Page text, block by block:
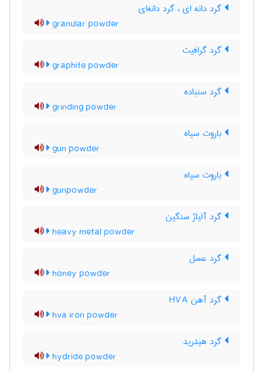
گرد دانه ای ، گرد دانه‌ای
granular powder
گرد گرافیت
graphite powder
گرد سنباده
grinding powder
باروت سیاه
gun powder
باروت سیاه
gunpowder
گرد آلیاژ سنگین
heavy metal powder
گرد عسل
honey powder
گرد آهن HVA
hva iron powder
گرد هیدرید
hydride powder